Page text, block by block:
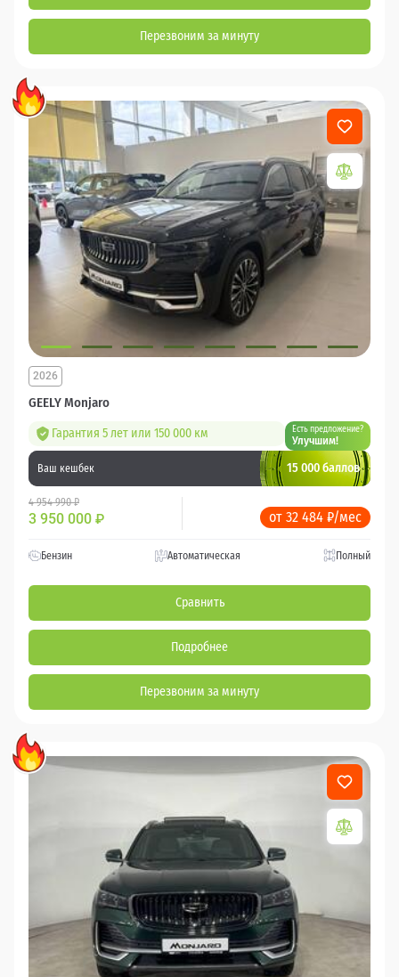
Перезвоним за минуту
GEELY Monjaro
2026
Гарантия 5 лет или 150 000 км Есть предложение?
Улучшим!
Ваш кешбек 15 000 баллов
4 954 990 ₽
3 950 000 ₽ от 32 484 ₽/мес
Бензин Автоматическая Полный
Сравнить
Подробнее
Перезвоним за минуту